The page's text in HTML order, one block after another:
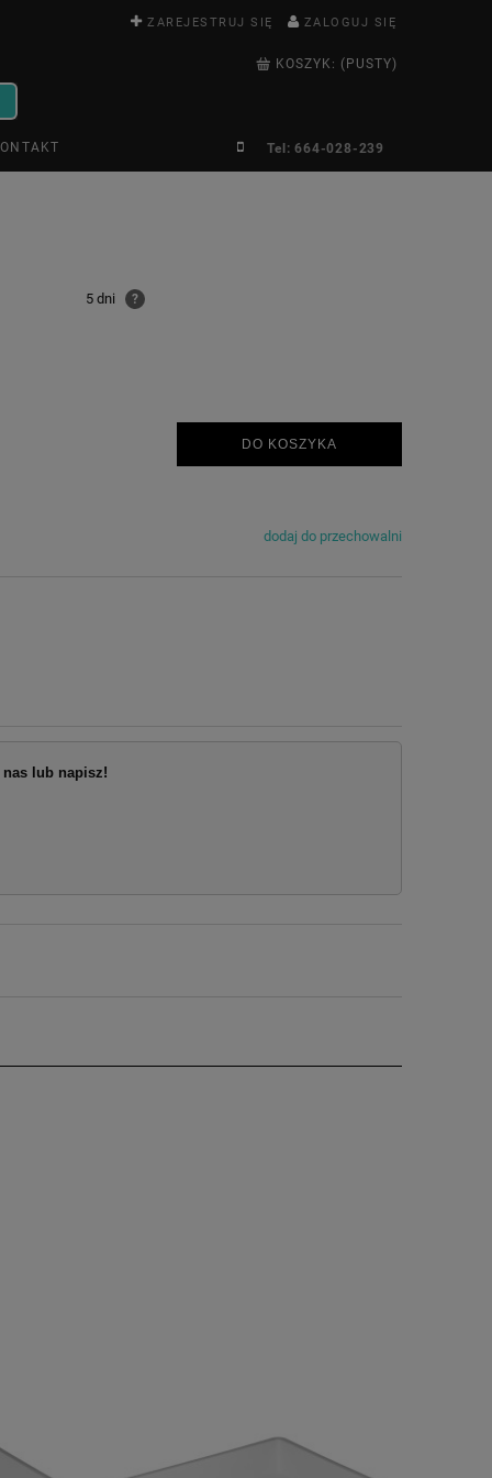
ZAREJESTRUJ SIĘ ZALOGUJ SIĘ
KOSZYK: (PUSTY)
Tel: 664-028-239
5 dni ?
DO KOSZYKA
dodaj do przechowalni
lub napisz!